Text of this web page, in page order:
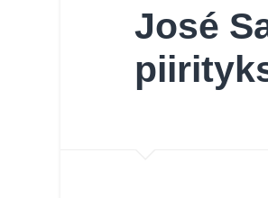
José